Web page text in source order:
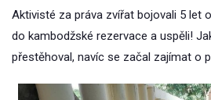
Aktivisté za práva zvířat bojovali 5 let
do kambodžské rezervace a uspěli!
přestěhoval, navíc se začal zajímat o